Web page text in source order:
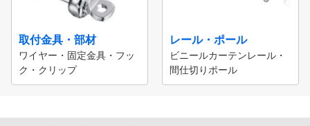
取付金具・部材
ワイヤー・固定金具・フッ
ク・クリップ
レール・ポール
ビニールカーテンレール・
間仕切りポール